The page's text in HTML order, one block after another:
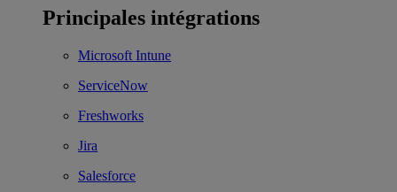
Principales intégrations
Microsoft Intune
ServiceNow
Freshworks
Jira
Salesforce